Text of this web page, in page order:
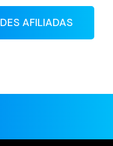
AFILIADAS